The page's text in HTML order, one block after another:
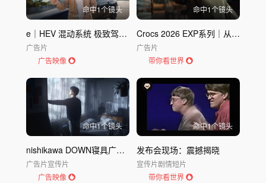
命中1个镜头
e｜HEV 混动系统 极致驾驭 激情四射 尽显你的风格｜本田 HONDA
广告片
广告映像
命中1个镜头
Crocs 2026 EXP系列｜从脚开始清凉
广告片
带你看世界
命中1个镜头
nishikawa DOWN寝具广告「热爱睡眠」｜nishikawa
广告片宣传片
广告映像
命中1个镜头
发布会现场：震撼揭晓
宣传片剧情短片
带你看世界